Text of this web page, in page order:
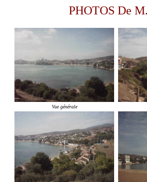
PHOTOS De
Vue générale